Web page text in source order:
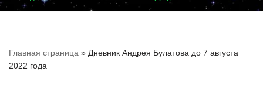
Главная страница » Дневник Андрея Булатова до 7 августа
2022 года